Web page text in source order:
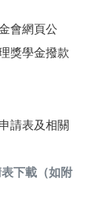
會網頁公
獎學金撥款
請表及相關
下載（如附